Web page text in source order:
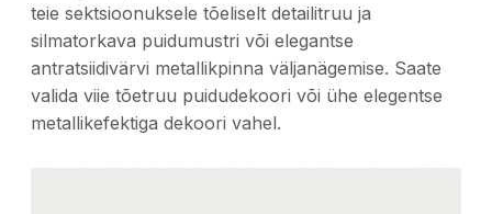
teie sektsioonuksele tõeliselt detailitruu ja
silmatorkava puidumustri või elegantse
antratsiidivärvi metallikpinna väljanägemise. Saate
valida viie tõetruu puidudekoori või ühe elegentse
metallikefektiga dekoori vahel.